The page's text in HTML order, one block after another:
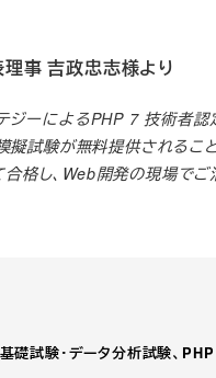
事 吉政忠志様より
ジーによるPHP 7 技術者
試験が無料提供されるこ
格し、Web開発の現場でご
試験・データ分析試験、